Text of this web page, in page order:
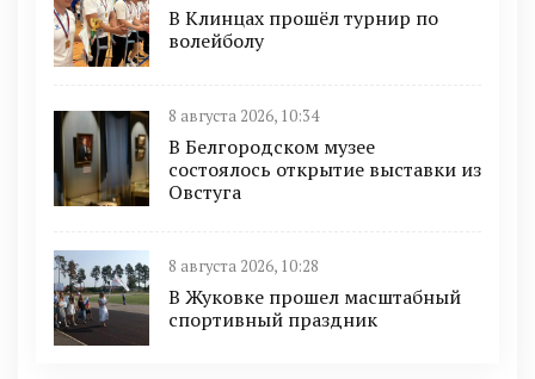
В Клинцах прошёл турнир по
волейболу
8 августа 2026, 10:34
В Белгородском музее
состоялось открытие выставки из
Овстуга
8 августа 2026, 10:28
В Жуковке прошел масштабный
спортивный праздник